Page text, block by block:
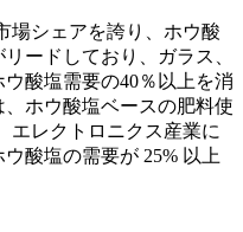
場シェアを誇り、ホウ酸
ードしており、ガラス、
酸塩需要の40％以上を消
ホウ酸塩ベースの肥料使
エレクトロニクス産業に
酸塩の需要が 25% 以上